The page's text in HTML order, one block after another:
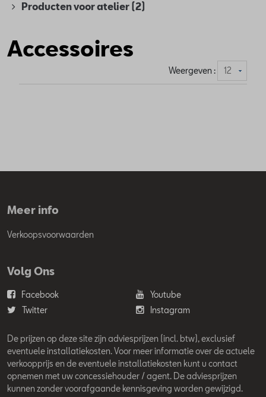
Producten voor atelier (2)
Accessoires
Weergeven :
Meer info
Verkoopsvoorwaarden
Volg Ons
Facebook
Youtube
Twitter
Instagram
De prijzen op deze site zijn adviesprijzen (incl. btw), exclusief
eventuele installatiekosten. Voor meer informatie over de actuele
verkoopprijs en de eventuele installatiekosten kunt u contact
opnemen met uw concessiehouder / agent. De adviesprijzen
kunnen zonder voorafgaande kennisgeving worden gewijzigd.